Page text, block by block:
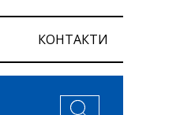
КОНТАКТИ